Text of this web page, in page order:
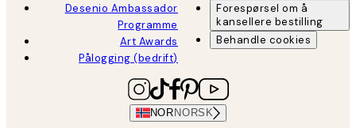
Desenio Ambassador
Programme
Art Awards
Pålogging (bedrift)
Forespørsel om å
kansellere bestilling
Behandle cookies
NOR NORSK